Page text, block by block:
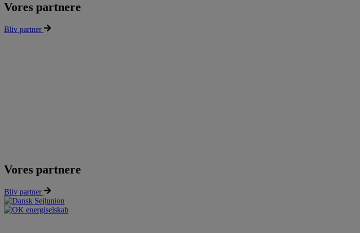
Vores partnere
Bliv partner
Vores partnere
Bliv partner